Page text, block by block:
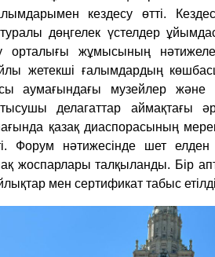
кездесу өтті.
дөңгелек үстелдер
жұмысының
жетекші ғалымдардың
аумағындағы музейлер және
делагаттар аймақтағы
қазақ диаспорасының
Форум нәтижесінде шет
жоспарлары талқыланды. Бір
мен сертификат табыс